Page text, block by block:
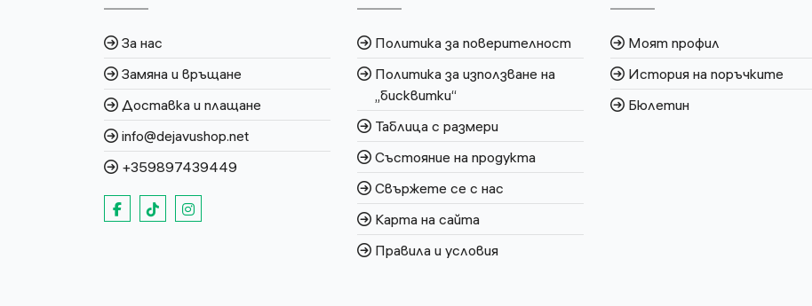
За нас
Замяна и връщане
Доставка и плащане
info@dejavushop.net
+359897439449
Политика за поверителност
Политика за използване на
„бисквитки“
Таблица с размери
Състояние на продукта
Свържете се с нас
Карта на сайта
Правила и условия
Моят профил
История на поръчките
Бюлетин